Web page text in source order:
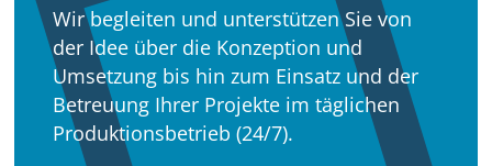
Wir begleiten und unterstützen Sie von
der Idee über die Konzeption und
Umsetzung bis hin zum Einsatz und der
Betreuung Ihrer Projekte im täglichen
Produktionsbetrieb (24/7).